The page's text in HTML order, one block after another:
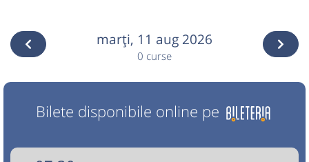
marţi, 11 aug 2026
0 curse
Bilete disponibile online pe